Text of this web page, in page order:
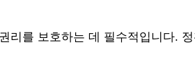
리를 보호하는 데 필수적입니다.